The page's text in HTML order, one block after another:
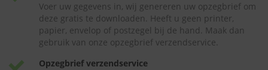
Voer uw gegevens in, wij genereren uw opzegbrief om
deze gratis te downloaden. Heeft u geen printer,
papier, envelop of postzegel bij de hand. Maak dan
gebruik van onze opzegbrief verzendservice.
Opzegbrief verzendservice